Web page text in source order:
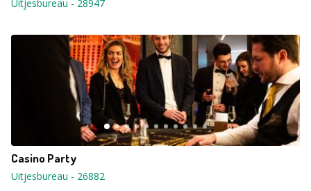
Uitjesbureau - 28947
Casino Party
Uitjesbureau - 26882